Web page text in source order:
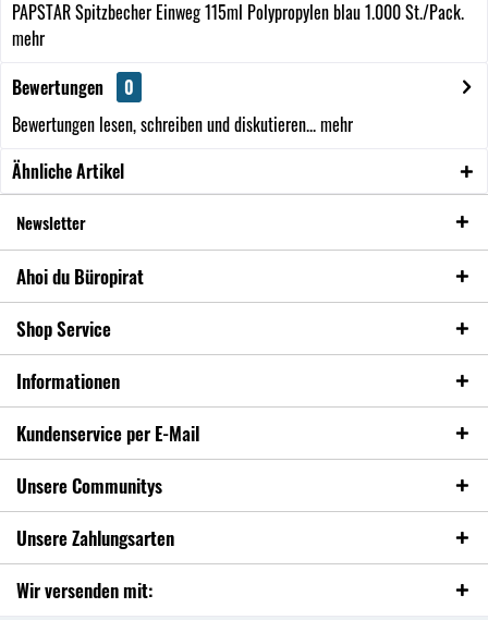
PAPSTAR Spitzbecher Einweg 115ml Polypropylen blau 1.000 St./Pack.
mehr
Bewertungen
0
Bewertungen lesen, schreiben und diskutieren...mehr
Ähnliche Artikel
Newsletter
Ahoi du Büropirat
Shop Service
Informationen
Kundenservice per E-Mail
Unsere Communitys
Unsere Zahlungsarten
Wir versenden mit: